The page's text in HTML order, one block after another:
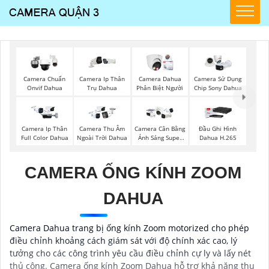
Camera Chuẩn
Onvif Dahua
Camera Ip Thân
Trụ Dahua
Camera Dahua
Phân Biệt Người
Camera Sử Dụng
Chip Sony Dahua
Camera Ip Thân
Full Color Dahua
Camera Thu Âm
Ngoài Trời Dahua
Camera Cân Bằng
Ánh Sáng Super
Đầu Ghi Hình
Dahua H.265
CAMERA ỐNG KÍNH ZOOM
DAHUA
Camera Dahua trang bị ống kính Zoom motorized cho phép
điều chỉnh khoảng cách giám sát với độ chính xác cao, lý
tưởng cho các công trình yêu cầu điều chỉnh cự ly và lấy nét
thủ công. Camera ống kính Zoom Dahua hỗ trợ khả năng thu